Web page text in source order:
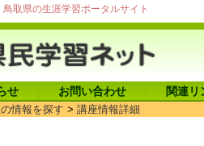
鳥取県の生涯学習ポータルサイト
せ お問い合わせ 関連リ
情報を探す > 講座情報詳細